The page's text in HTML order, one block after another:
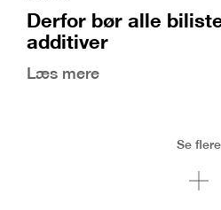
Derfor bør alle
additiver
Læs mere
Se flere